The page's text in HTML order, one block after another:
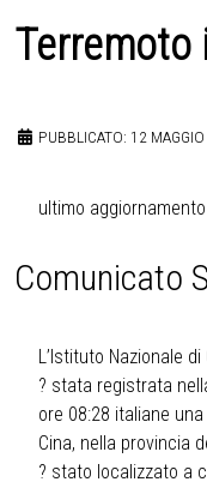
Terremoto
PUBBLICATO: 12
ultimo
Comunicato
L’Istituto Nazionale
? stata registrata
ore 08:28 italiane
Cina, nella provincia
? stato localizzato a